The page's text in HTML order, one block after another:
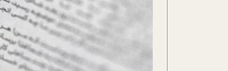
زندگی
نوجوان
کار